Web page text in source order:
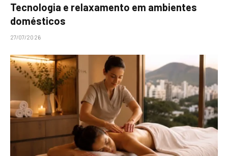
Tecnologia e relaxamento em ambientes
domésticos
27/07/2026